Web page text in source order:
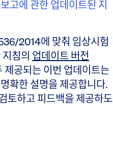
에 관한 업데이트된 지
2014에 맞춰 임상시험
침의 업데이트 버전
공되는 이번 업데이트는
확한 설명을 제공합니다.
토하고 피드백을 제공하도